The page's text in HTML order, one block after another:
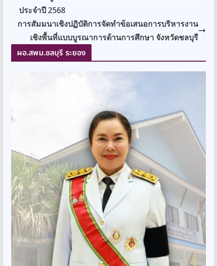
ประจำปี 2568
การสัมมนาเชิงปฏิบัติการจัดทำข้อเสนอการบริหารงาน
เชิงพื้นที่แบบบูรณาการด้านการศึกษา จังหวัดชลบุรี
ผอ.สพม.ชลบุรี ระยอง